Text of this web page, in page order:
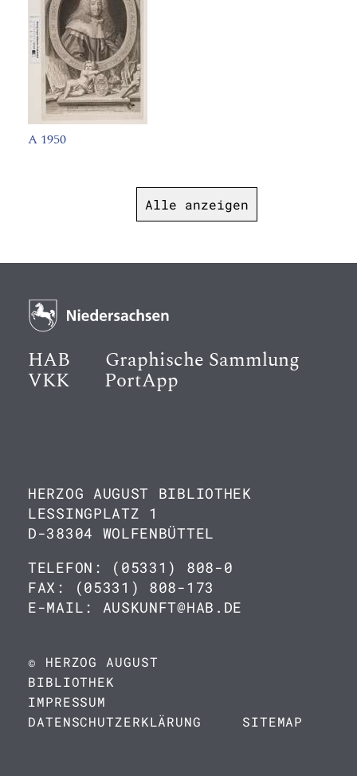
A 1950
Alle anzeigen
HAB Graphische Sammlung
VKK PortApp
HERZOG AUGUST BIBLIOTHEK
LESSINGPLATZ 1
D-38304 WOLFENBÜTTEL
TELEFON: (05331) 808-0
FAX: (05331) 808-173
E-MAIL: AUSKUNFT@HAB.DE
© HERZOG AUGUST
BIBLIOTHEK
IMPRESSUM
DATENSCHUTZERKLÄRUNG
SITEMAP